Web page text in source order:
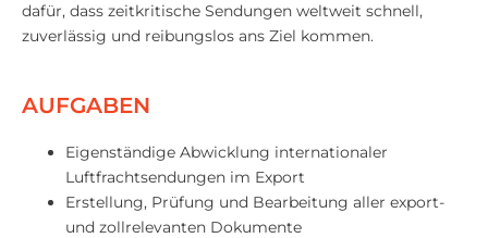
dafür, dass zeitkritische Sendungen weltweit schnell,
zuverlässig und reibungslos ans Ziel kommen.
AUFGABEN
Eigenständige Abwicklung internationaler
Luftfrachtsendungen im Export
Erstellung, Prüfung und Bearbeitung aller export-
und zollrelevanten Dokumente